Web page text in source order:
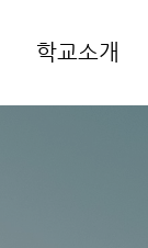
학교소개